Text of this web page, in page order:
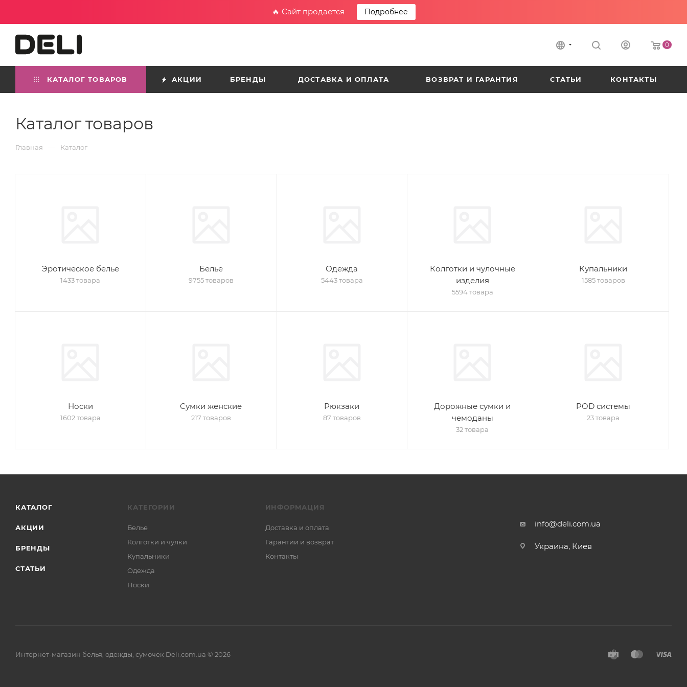
🔥 Сайт продается Подробнее
0
КАТАЛОГ ТОВАРОВ АКЦИИ БРЕНДЫ ДОСТАВКА И ОПЛАТА ВОЗВРАТ И ГАРАНТИЯ СТАТЬИ КОНТАКТЫ
Каталог товаров
Главная — Каталог
Эротическое белье
1433 товара
Белье
9755 товаров
Одежда
5443 товара
Колготки и чулочные
изделия
5594 товара
Купальники
1585 товаров
Носки
1602 товара
Сумки женские
217 товаров
Рюкзаки
87 товаров
Дорожные сумки и
чемоданы
32 товара
POD системы
23 товара
КАТАЛОГ
АКЦИИ
БРЕНДЫ
СТАТЬИ
КАТЕГОРИИ
Белье
Колготки и чулки
Купальники
Одежда
Носки
ИНФОРМАЦИЯ
Доставка и оплата
Гарантии и возврат
Контакты
info@deli.com.ua
Украина, Киев
Интернет-магазин белья, одежды, сумочек Deli.com.ua © 2026